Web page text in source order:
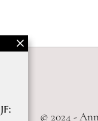
© 2024 -